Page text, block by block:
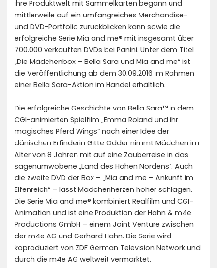
ihre Produktwelt mit Sammelkarten begann und
mittlerweile auf ein umfangreiches Merchandise-
und DVD-Portfolio zurückblicken kann sowie die
erfolgreiche Serie Mia and me® mit insgesamt über
700.000 verkauften DVDs bei Panini. Unter dem Titel
„Die Mädchenbox – Bella Sara und Mia and me“ ist
die Veröffentlichung ab dem 30.09.2016 im Rahmen
einer Bella Sara-Aktion im Handel erhältlich.
Die erfolgreiche Geschichte von Bella Sara™ in dem
CGI-animierten Spielfilm „Emma Roland und ihr
magisches Pferd Wings“ nach einer Idee der
dänischen Erfinderin Gitte Odder nimmt Mädchen im
Alter von 8 Jahren mit auf eine Zauberreise in das
sagenumwobene „Land des Hohen Nordens“. Auch
die zweite DVD der Box – „Mia and me – Ankunft im
Elfenreich“ – lässt Mädchenherzen höher schlagen.
Die Serie Mia and me® kombiniert Realfilm und CGI-
Animation und ist eine Produktion der Hahn & m4e
Productions GmbH – einem Joint Venture zwischen
der m4e AG und Gerhard Hahn. Die Serie wird
koproduziert von ZDF German Television Network und
durch die m4e AG weltweit vermarktet.